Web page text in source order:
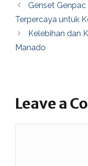
Genset Genpac
Terpercaya untuk
Kelebihan dan
Manado
Leave a